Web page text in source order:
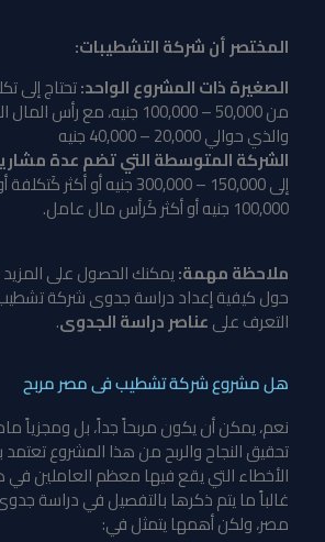
المختصر أن شركة التشطيبات:
الصغيرة ذات المشروع الواحد:تحتاج إلى
من 50,000 – 100,000 جنيه، مع
والذي حوالي 20,000 – 40,000 جنيه
الشركة المتوسطة التي تضم عدة
100,000 جنيه أو أكثر كَرأس مال عامل.
ملاحظة مهمة:يمكنك الحصول على
حول كيفية إعداد دراسة جدوى شركة
التعرف علىعناصر دراسة الجدوى.
هل مشروع شركة تشطيب فى مصر مربح
نعم، يمكن أن يكون مربحاً جداً، بل ومجزياً
تحقيق النجاح والربح من هذا المشروع
الأخطاء التي يقع فيها معظم العاملين في
غالباً ما يتم ذكرها بالتفصيل في دراسة
مصر، ولكن أهمها يتمثل في: